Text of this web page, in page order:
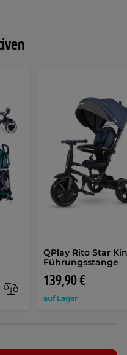
QPlay Rito Star
Führungsstange
139,90 €
auf Lager